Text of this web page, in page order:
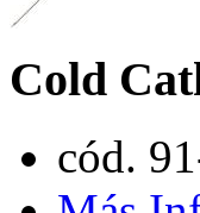
Cold
cód.